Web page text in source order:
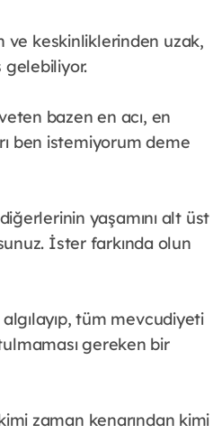
ve keskinliklerinden uzak,
bazen en acı, en
ben istemiyorum deme
yaşamını alt üst
İster farkında olun
tüm mevcudiyeti
gereken bir
zaman kenarından kimi